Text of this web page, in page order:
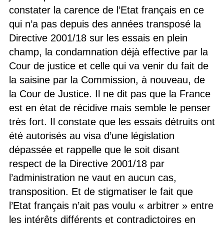
constater la carence de l’Etat français en ce
qui n’a pas depuis des années transposé la
Directive 2001/18 sur les essais en plein
champ, la condamnation déjà effective par la
Cour de justice et celle qui va venir du fait de
la saisine par la Commission, à nouveau, de
la Cour de Justice. Il ne dit pas que la France
est en état de récidive mais semble le penser
très fort. Il constate que les essais détruits ont
été autorisés au visa d’une législation
dépassée et rappelle que le soit disant
respect de la Directive 2001/18 par
l’administration ne vaut en aucun cas,
transposition. Et de stigmatiser le fait que
l’Etat français n’ait pas voulu « arbitrer » entre
les intérêts différents et contradictoires en